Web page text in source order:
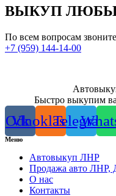
ВЫКУП
По всем вопросам
+7 (959) 144-14-00
Быстро выкупим
Vk
Odnoklassniki
Telegram
Меню
Автовыкуп ЛНР
Продажа авто ЛНР,
О нас
Контакты